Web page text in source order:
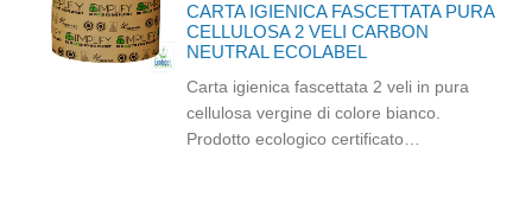
CARTA IGIENICA FASCETTATA PURA
CELLULOSA 2 VELI CARBON
NEUTRAL ECOLABEL
Carta igienica fascettata 2 veli in pura
cellulosa vergine di colore bianco.
Prodotto ecologico certificato